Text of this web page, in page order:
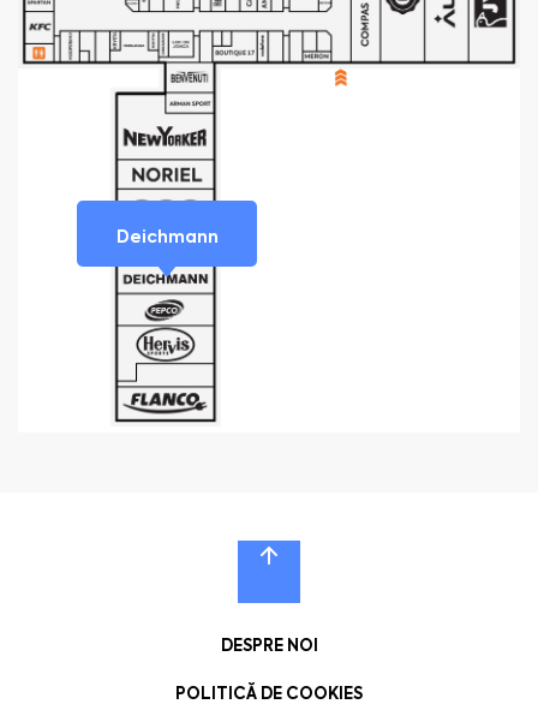
Deichmann
DESPRE NOI
POLITICĂ DE COOKIES